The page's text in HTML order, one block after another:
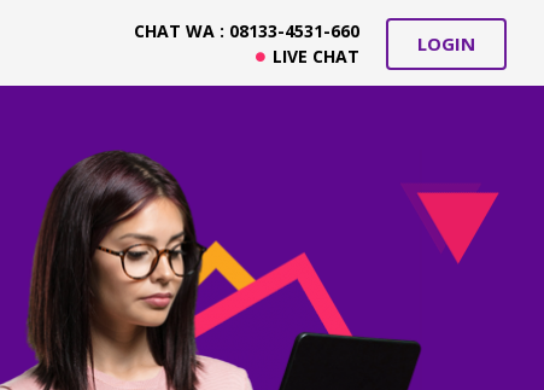
CHAT WA : 08133-4531-660
LIVE CHAT
LOGIN